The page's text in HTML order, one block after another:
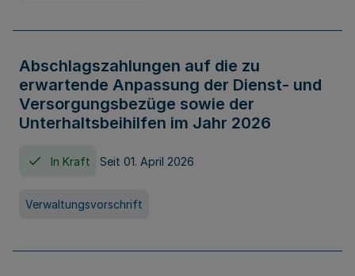
Abschlagszahlungen auf die zu
erwartende Anpassung der Dienst- und
Versorgungsbezüge sowie der
Unterhaltsbeihilfen im Jahr 2026
In Kraft Seit 01. April 2026
Verwaltungsvorschrift